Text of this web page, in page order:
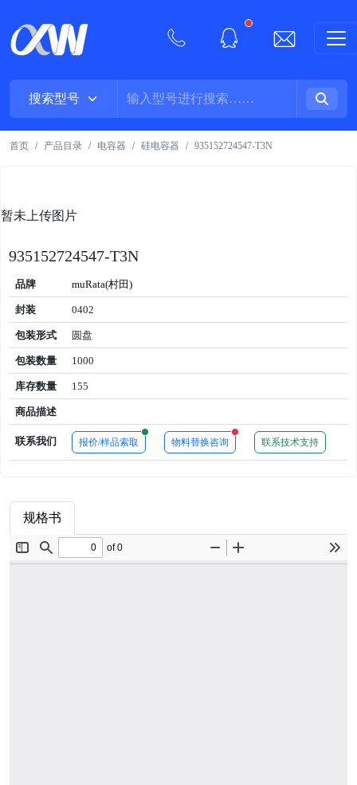
New alerts
首页 产品目录 电容器 硅电容器 935152724547-T3N
暂未上传图片
935152724547-T3N
品牌 muRata(村田)
封装 0402
包装形式 圆盘
包装数量 1000
库存数量 155
商品描述
联系我们 报价/样品索取 New alerts物料替换咨询 New alerts联系技术支持
规格书